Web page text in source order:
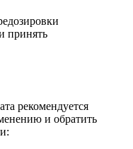
принять
рекомендуется
и обратить